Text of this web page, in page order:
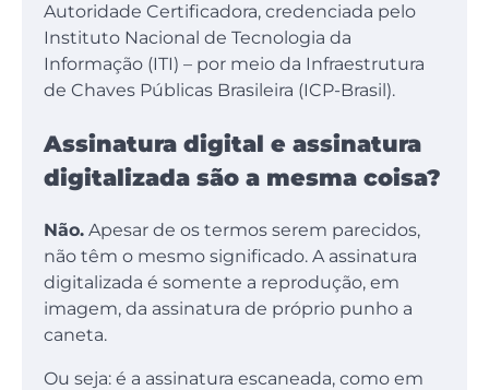
Autoridade Certificadora, credenciada pelo
Instituto Nacional de Tecnologia da
Informação (ITI) – por meio da Infraestrutura
de Chaves Públicas Brasileira (ICP-Brasil).
Assinatura digital e assinatura
digitalizada são a mesma coisa?
Não. Apesar de os termos serem parecidos,
não têm o mesmo significado. A assinatura
digitalizada é somente a reprodução, em
imagem, da assinatura de próprio punho a
caneta.
Ou seja: é a assinatura escaneada, como em